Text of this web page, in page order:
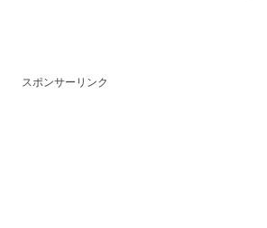
スポンサーリンク